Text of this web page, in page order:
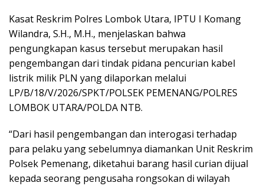
Kasat Reskrim Polres Lombok Utara, IPTU I Komang
Wilandra, S.H., M.H., menjelaskan bahwa
pengungkapan kasus tersebut merupakan hasil
pengembangan dari tindak pidana pencurian kabel
listrik milik PLN yang dilaporkan melalui
LP/B/18/V/2026/SPKT/POLSEK PEMENANG/POLRES
LOMBOK UTARA/POLDA NTB.
“Dari hasil pengembangan dan interogasi terhadap
para pelaku yang sebelumnya diamankan Unit Reskrim
Polsek Pemenang, diketahui barang hasil curian dijual
kepada seorang pengusaha rongsokan di wilayah